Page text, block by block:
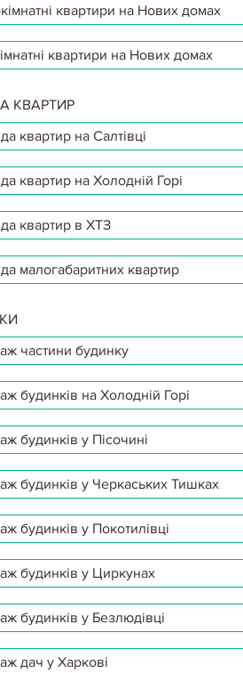
квартири на Нових домах
квартири на Нових домах
КВАРТИР
квартир на Салтівці
квартир на Холодній Горі
квартир в ХТЗ
малогабаритних квартир
частини будинку
будинків на Холодній Горі
будинків у Пісочині
будинків у Черкаських Тишках
будинків у Покотилівці
будинків у Циркунах
будинків у Безлюдівці
дач у Харкові